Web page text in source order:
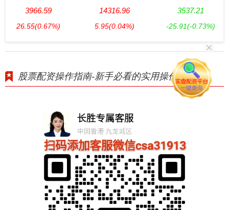
3966.59
26.55(0.67%)
14316.96
5.95(0.04%)
3537.21
-25.91(-0.73%)
股票配资操作指南-新手必看的实用操作技巧